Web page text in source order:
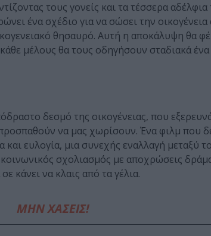
τους γονείς και τα τέσσερα
ένα σχέδιο για να σώσει την
θησαυρό. Αυτή η αποκάλυψη θα
μέλους θα τους οδηγήσουν σταδιακά
δεσμό της οικογένειας, που
να μας χωρίσουν. Ένα φιλμ που
ευλογία, μια συνεχής εναλλαγή μεταξύ
κοινωνικός σχολιασμός με αποχρώσεις
κάνει να κλαις από τα γέλια.
ΜΗΝ ΧΑΣΕΙΣ!